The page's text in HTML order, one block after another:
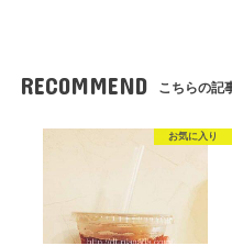
RECOMMEND こちらの記
お気に入り